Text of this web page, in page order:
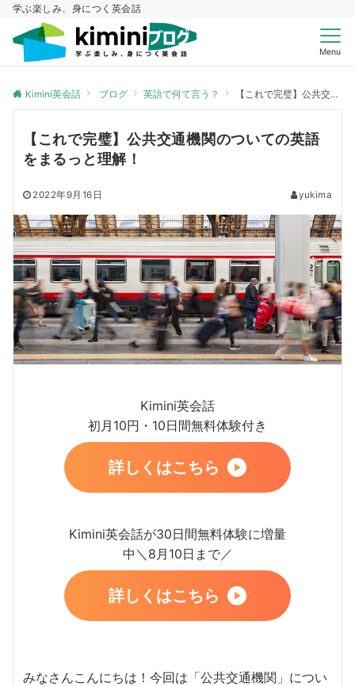
学ぶ楽しみ、身につく英会話
Menu
Kimini英会話 ブログ 英語で何て言う？ 【これで完璧】公共交通機関のついての英語をまるっと理解！
【これで完璧】公共交通機関のついての英語
をまるっと理解！
2022年9月16日 yukima
Kimini英会話
初月10円・10日間無料体験付き
詳しくはこちら
Kimini英会話が30日間無料体験に増量
中＼8月10日まで／
詳しくはこちら
みなさんこんにちは！今回は「公共交通機関」につい